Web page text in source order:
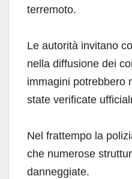
terremoto.
Le autorità invitano
nella diffusione dei
immagini potrebbero
state verificate
Nel frattempo la
che numerose
danneggiate.